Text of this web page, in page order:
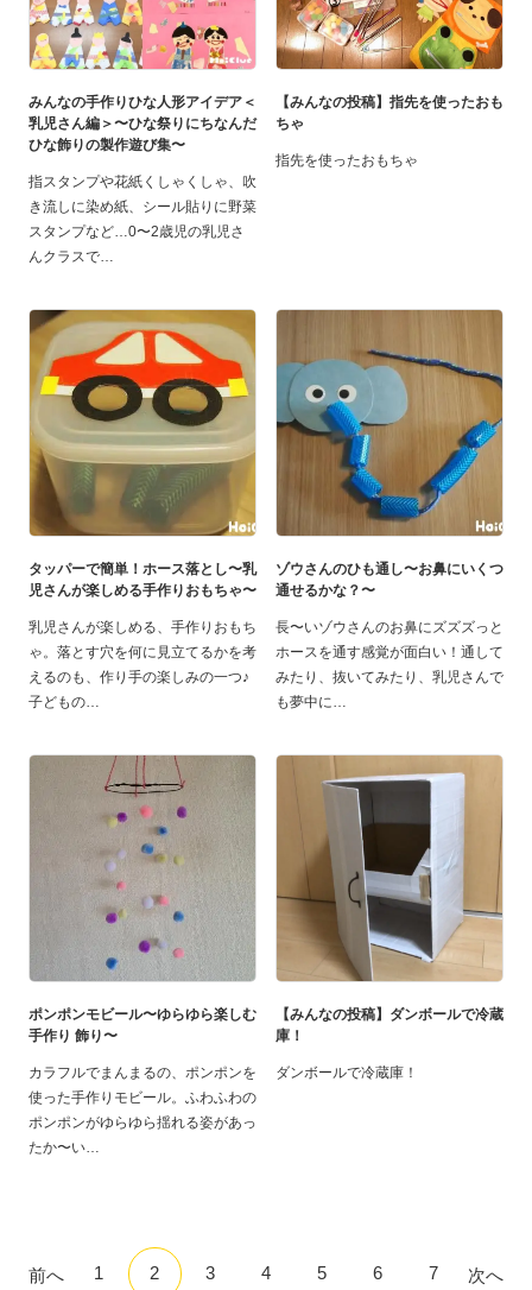
みんなの手作りひな人形アイデア＜
乳児さん編＞〜ひな祭りにちなんだ
ひな飾りの製作遊び集〜
指スタンプや花紙くしゃくしゃ、吹
き流しに染め紙、シール貼りに野菜
スタンプなど…0〜2歳児の乳児さ
んクラスで
【みんなの投稿】指先を使ったおも
ちゃ
指先を使ったおもちゃ
タッパーで簡単！ホース落とし〜乳
児さんが楽しめる手作りおもちゃ〜
乳児さんが楽しめる、手作りおもち
ゃ。落とす穴を何に見立てるかを考
えるのも、作り手の楽しみの一つ♪
子どもの
ゾウさんのひも通し〜お鼻にいくつ
通せるかな？〜
長〜いゾウさんのお鼻にズズズっと
ホースを通す感覚が面白い！通して
みたり、抜いてみたり、乳児さんで
も夢中に
ポンポンモビール〜ゆらゆら楽しむ
手作り 飾り〜
カラフルでまんまるの、ポンポンを
使った手作りモビール。ふわふわの
ポンポンがゆらゆら揺れる姿があっ
たか〜い
【みんなの投稿】ダンボールで冷蔵
庫！
ダンボールで冷蔵庫！
前へ 1 2 3 4 5 6 7 次へ